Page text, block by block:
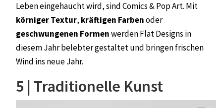
Leben eingehaucht wird, sind Comics & Pop Art. Mit
körniger Textur, kräftigen Farbenoder
geschwungenen Formenwerden Flat Designs in
diesem Jahr belebter gestaltet und bringen frischen
Wind ins neue Jahr.
5 | Traditionelle Kunst